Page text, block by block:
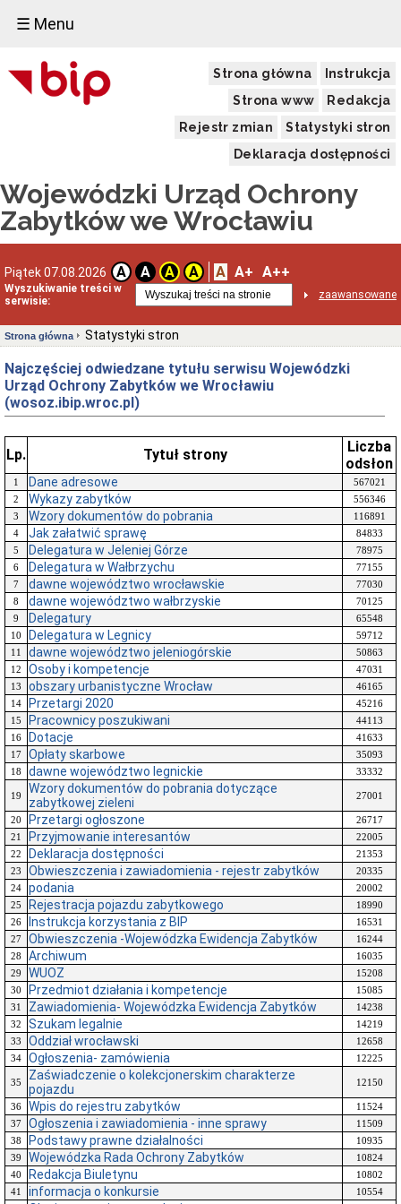
☰ Menu
Strona główna
Instrukcja
Strona www
Redakcja
Rejestr zmian
Statystyki stron
Deklaracja dostępności
Wojewódzki Urząd Ochrony
Zabytków we Wrocławiu
Piątek 07.08.2026 A A A A A A+ A++
Wyszukiwanie treści w
serwisie:
zaawansowane
Strona główna Statystyki stron
Najczęściej odwiedzane tytułu serwisu Wojewódzki
Urząd Ochrony Zabytków we Wrocławiu
(wosoz.ibip.wroc.pl)
Lp. Tytuł strony
Liczba
odsłon
1 Dane adresowe
567021
2
Wykazy zabytków
556346
3
Wzory dokumentów do pobrania
116891
4
Jak załatwić sprawę
84833
5
Delegatura w Jeleniej Górze
78975
6
Delegatura w Wałbrzychu
77155
7
dawne województwo wrocławskie
77030
8
dawne województwo wałbrzyskie
70125
9
Delegatury
65548
10
Delegatura w Legnicy
59712
11
dawne województwo jeleniogórskie
50863
12
Osoby i kompetencje
47031
13
obszary urbanistyczne Wrocław
46165
14
Przetargi 2020
45216
15
Pracownicy poszukiwani
44113
16
Dotacje
41633
17
Opłaty skarbowe
35093
18
dawne województwo legnickie 33332
19
Wzory dokumentów do pobrania dotyczące
zabytkowej zieleni
27001
20 Przetargi ogłoszone
26717
21
Przyjmowanie interesantów
22005
22
Deklaracja dostępności
21353
23
Obwieszczenia i zawiadomienia - rejestr zabytków
20335
24
podania
20002
25
Rejestracja pojazdu zabytkowego
18990
26
Instrukcja korzystania z BIP
16531
27
Obwieszczenia -Wojewódzka Ewidencja Zabytków
16244
28
Archiwum
16035
29
WUOZ
15208
30
Przedmiot działania i kompetencje
15085
31
Zawiadomienia- Wojewódzka Ewidencja Zabytków
14238
32
Szukam legalnie
14219
33
Oddział wrocławski
12658
34
Ogłoszenia- zamówienia 12225
35
Zaświadczenie o kolekcjonerskim charakterze
pojazdu
12150
36 Wpis do rejestru zabytków
11524
37
Ogłoszenia i zawiadomienia - inne sprawy
11509
38
Podstawy prawne działalności
10935
39
Wojewódzka Rada Ochrony Zabytków
10824
40
Redakcja Biuletynu
10802
41
informacja o konkursie
10554